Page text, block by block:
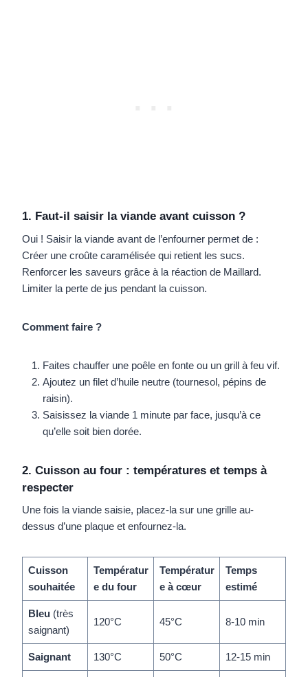
1. Faut-il saisir la viande avant cuisson ?
Oui ! Saisir la viande avant de l’enfourner permet de :
Créer une croûte caramélisée qui retient les sucs.
Renforcer les saveurs grâce à la réaction de Maillard.
Limiter la perte de jus pendant la cuisson.
Comment faire ?
Faites chauffer une poêle en fonte ou un grill à feu vif.
Ajoutez un filet d’huile neutre (tournesol, pépins de
raisin).
Saisissez la viande 1 minute par face, jusqu’à ce
qu’elle soit bien dorée.
2. Cuisson au four : températures et temps à
respecter
Une fois la viande saisie, placez-la sur une grille au-
dessus d’une plaque et enfournez-la.
Cuisson
souhaitée
Températur
e du four
Températur
e à cœur
Temps
estimé
Bleu(très
saignant)
120°C 45°C 8-10 min
Saignant 130°C 50°C 12-15 min